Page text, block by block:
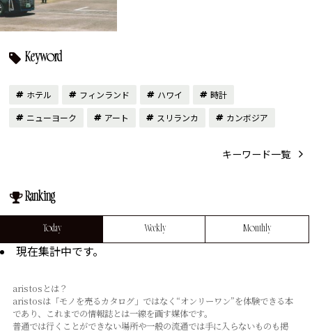
Keyword
ホテル フィンランド ハワイ
時計
ニューヨーク
アート スリランカ カンボジア
キーワード一覧
Ranking
Today Weekly Monthly
現在集計中です。
aristosとは？
aristosは「モノを売るカタログ」ではなく“オンリーワン”を体験できる本
であり、これまでの情報誌とは⼀線を画す媒体です。
普通では⾏くことができない場所や⼀般の流通では⼿に⼊らないものも掲